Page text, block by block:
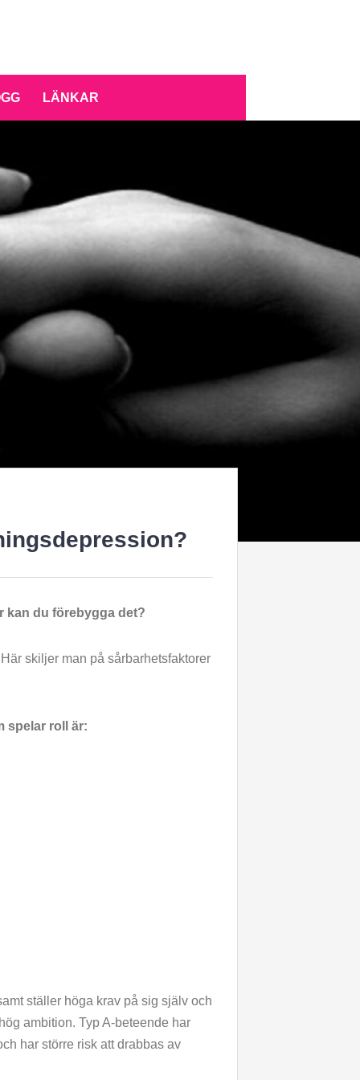
LÄNKAR
kan du förebygga det?
skiljer man på sårbarhetsfaktorer
spelar roll är:
ställer höga krav på sig själv och
ambition. Typ A-beteende har
har större risk att drabbas av